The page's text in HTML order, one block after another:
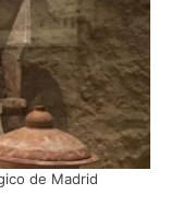
de Madrid